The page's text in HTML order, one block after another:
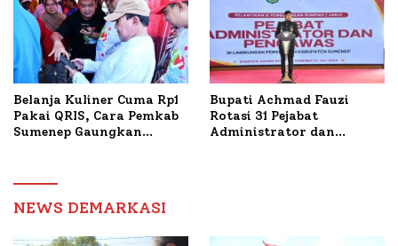
Belanja Kuliner Cuma Rp1
Pakai QRIS, Cara Pemkab
Sumenep Gaungkan
Bupati Achmad Fauzi
Rotasi 31 Pejabat
Administrator dan
NEWS DEMARKASI